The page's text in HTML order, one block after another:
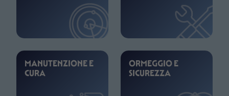
MANUTENZIONE E
CURA
ORMEGGIO E
SICUREZZA